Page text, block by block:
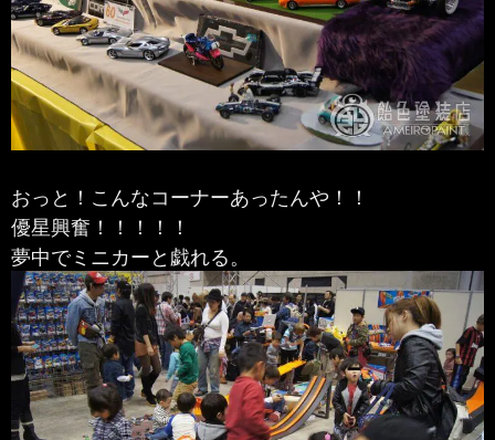
おっと！こんなコーナーあったんや！！
優星興奮！！！！！
夢中でミニカーと戯れる。